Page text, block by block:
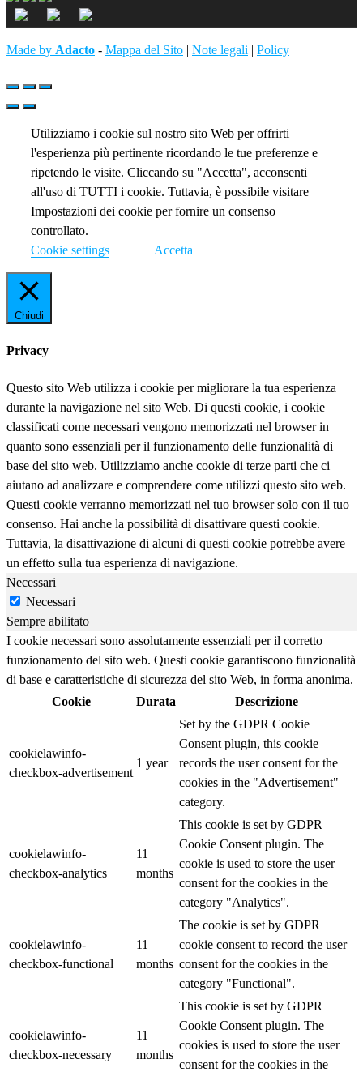
Made by Adacto - Mappa del Sito | Note legali | Policy
Utilizziamo i cookie sul nostro sito Web per offrirti
l'esperienza più pertinente ricordando le tue preferenze e
ripetendo le visite. Cliccando su "Accetta", acconsenti
all'uso di TUTTI i cookie. Tuttavia, è possibile visitare
Impostazioni dei cookie per fornire un consenso
controllato.
Cookie settings
Accetta
Chiudi
Privacy
Questo sito Web utilizza i cookie per migliorare la tua esperienza
durante la navigazione nel sito Web. Di questi cookie, i cookie
classificati come necessari vengono memorizzati nel browser in
quanto sono essenziali per il funzionamento delle funzionalità di
base del sito web. Utilizziamo anche cookie di terze parti che ci
aiutano ad analizzare e comprendere come utilizzi questo sito web.
Questi cookie verranno memorizzati nel tuo browser solo con il tuo
consenso. Hai anche la possibilità di disattivare questi cookie.
Tuttavia, la disattivazione di alcuni di questi cookie potrebbe avere
un effetto sulla tua esperienza di navigazione.
Necessari
Necessari
Sempre abilitato
I cookie necessari sono assolutamente essenziali per il corretto
funzionamento del sito web. Questi cookie garantiscono funzionalità
di base e caratteristiche di sicurezza del sito Web, in forma anonima.
Cookie
Durata Descrizione
cookielawinfo-
checkbox-advertisement
1 year
Set by the GDPR Cookie
Consent plugin, this cookie
records the user consent for the
cookies in the "Advertisement"
category.
cookielawinfo-
checkbox-analytics
11
months
This cookie is set by GDPR
Cookie Consent plugin. The
cookie is used to store the user
consent for the cookies in the
category "Analytics".
cookielawinfo-
checkbox-functional
11
months
The cookie is set by GDPR
cookie consent to record the user
consent for the cookies in the
category "Functional".
cookielawinfo-
checkbox-necessary
11
months
This cookie is set by GDPR
Cookie Consent plugin. The
cookies is used to store the user
consent for the cookies in the